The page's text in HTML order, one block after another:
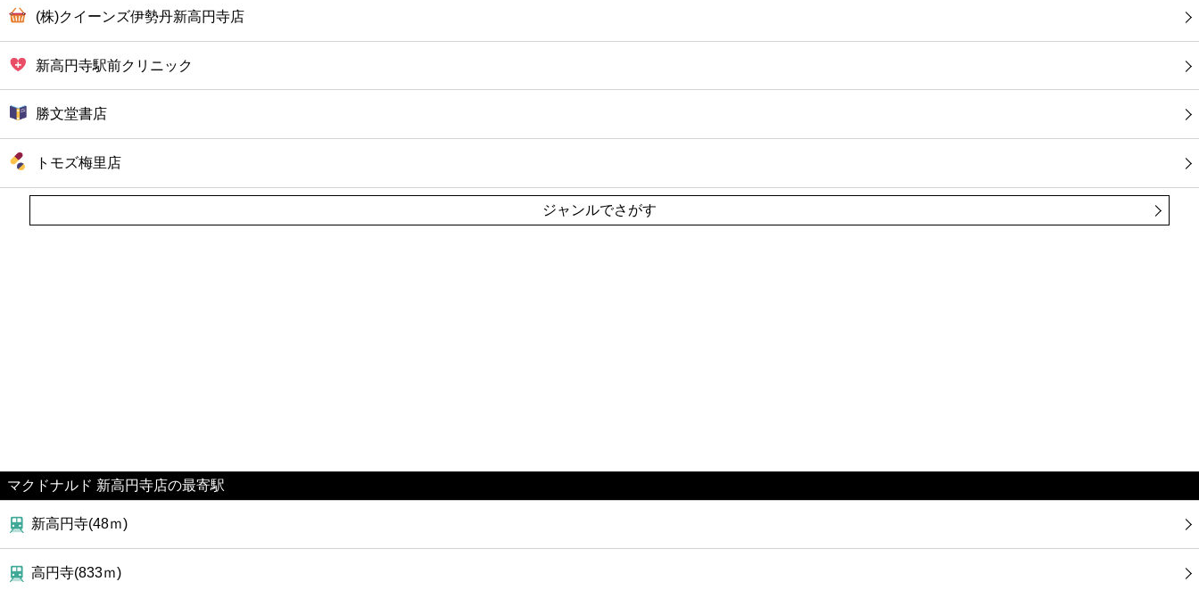
(株)クイーンズ伊勢丹新高円寺店
新高円寺駅前クリニック
勝文堂書店
トモズ梅里店
ジャンルでさがす
マクドナルド 新高円寺店の最寄駅
新高円寺(48ｍ)
高円寺(833ｍ)